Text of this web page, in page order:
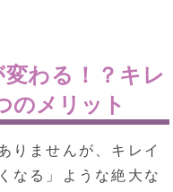
わる！？キレ
のメリット
りませんが、キレイ
なる」ような絶大な